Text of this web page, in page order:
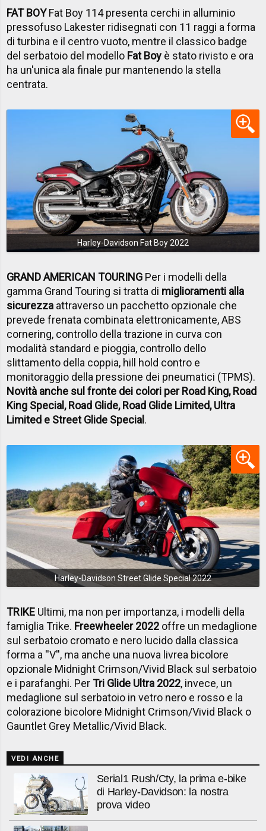
FAT BOYFat Boy 114 presenta cerchi in alluminio
pressofuso Lakester ridisegnati con 11 raggi a forma
di turbina e il centro vuoto, mentre il classico badge
del serbatoio del modello Fat Boy è stato rivisto e ora
ha un'unica ala finale pur mantenendo la stella
centrata.
Harley-Davidson Fat Boy 2022
GRAND AMERICAN TOURING Per i modelli della
gamma Grand Touring si tratta di miglioramenti alla
sicurezza attraverso un pacchetto opzionale che
prevede frenata combinata elettronicamente, ABS
cornering, controllo della trazione in curva con
modalità standard e pioggia, controllo dello
slittamento della coppia, hill hold contro e
monitoraggio della pressione dei pneumatici (TPMS).
Novità anche sul fronte dei colori per Road King, Road
King Special, Road Glide, Road Glide Limited, Ultra
Limited e Street Glide Special.
Harley-Davidson Street Glide Special 2022
TRIKE Ultimi, ma non per importanza, i modelli della
famiglia Trike. Freewheeler 2022 offre un medaglione
sul serbatoio cromato e nero lucido dalla classica
forma a ''V'', ma anche una nuova livrea bicolore
opzionale Midnight Crimson/Vivid Black sul serbatoio
e i parafanghi. PerTri Glide Ultra 2022, invece, un
medaglione sul serbatoio in vetro nero e rosso e la
colorazione bicolore Midnight Crimson/Vivid Black o
Gauntlet Grey Metallic/Vivid Black.
VEDI ANCHE
Serial1 Rush/Cty, la prima e-bike
di Harley-Davidson: la nostra
prova video